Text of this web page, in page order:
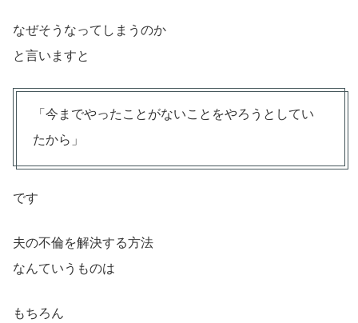
なぜそうなってしまうのか
と言いますと
「今までやったことがないことをやろうとしてい
たから」
です
夫の不倫を解決する方法
なんていうものは
もちろん